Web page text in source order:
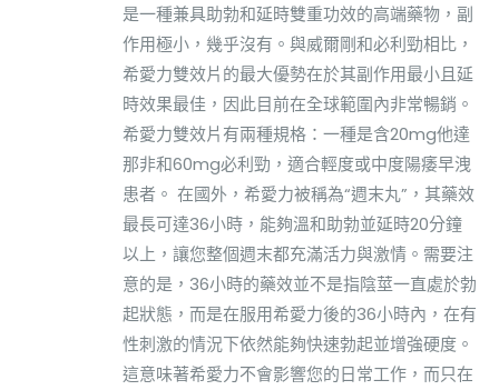
是一種兼具助勃和延時雙重功效的高端藥物，副
作用極小，幾乎沒有。與威爾剛和必利勁相比，
希愛力雙效片的最大優勢在於其副作用最小且延
時效果最佳，因此目前在全球範圍內非常暢銷。
希愛力雙效片有兩種規格：一種是含20mg他達
那非和60mg必利勁，適合輕度或中度陽痿早洩
患者。 在國外，希愛力被稱為“週末丸”，其藥效
最長可達36小時，能夠溫和助勃並延時20分鐘
以上，讓您整個週末都充滿活力與激情。需要注
意的是，36小時的藥效並不是指陰莖一直處於勃
起狀態，而是在服用希愛力後的36小時內，在有
性刺激的情況下依然能夠快速勃起並增強硬度。
這意味著希愛力不會影響您的日常工作，而只在